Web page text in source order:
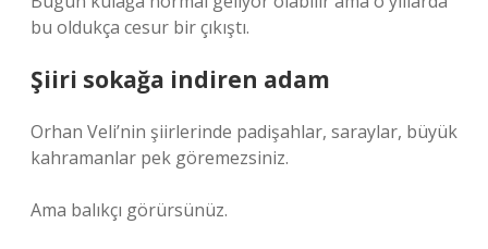
bu oldukça cesur bir çıkıştı.
Şiiri sokağa indiren adam
Orhan Veli’nin şiirlerinde padişahlar, saraylar, büyük
kahramanlar pek göremezsiniz.
Ama balıkçı görürsünüz.